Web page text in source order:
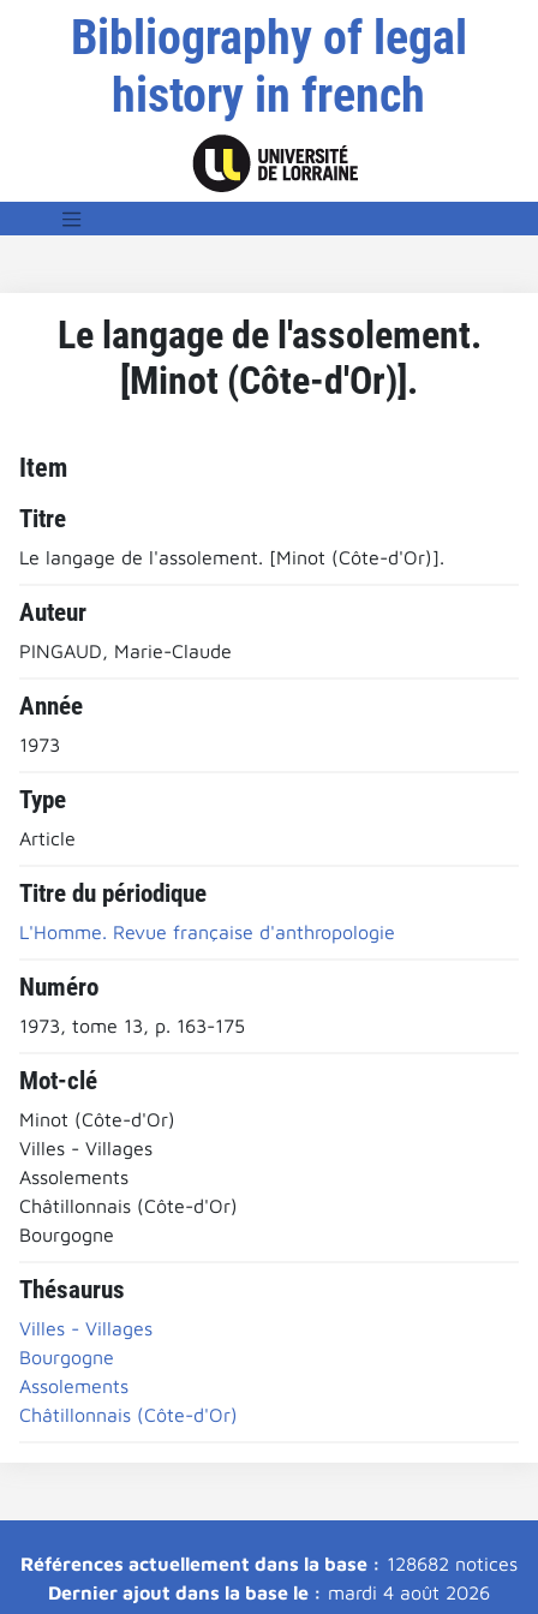
Bibliography of legal
history in french
Le langage de l'assolement.
[Minot (Côte-d'Or)].
Item
Titre
Le langage de l'assolement. [Minot (Côte-d'Or)].
Auteur
PINGAUD, Marie-Claude
Année
1973
Type
Article
Titre du périodique
L'Homme. Revue française d'anthropologie
Numéro
1973, tome 13, p. 163-175
Mot-clé
Minot (Côte-d'Or)
Villes - Villages
Assolements
Châtillonnais (Côte-d'Or)
Bourgogne
Thésaurus
Villes - Villages
Bourgogne
Assolements
Châtillonnais (Côte-d'Or)
Références actuellement dans la base : 128682 notices
Dernier ajout dans la base le : mardi 4 août 2026